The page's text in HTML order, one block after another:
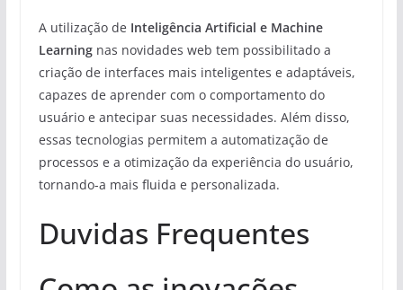
A utilização de Inteligência Artificial e Machine
Learningnas novidades web tem possibilitado a
criação de interfaces mais inteligentes e adaptáveis,
capazes de aprender com o comportamento do
usuário e antecipar suas necessidades. Além disso,
essas tecnologias permitem a automatização de
processos e a otimização da experiência do usuário,
tornando-a mais fluida e personalizada.
Duvidas Frequentes